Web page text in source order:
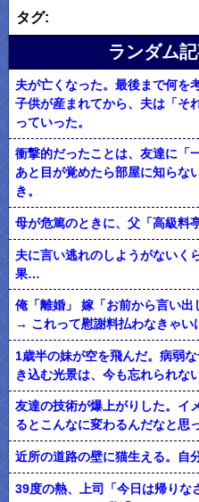
タグ:
ランダム
夫が亡くなった。最後まで何を
子供が産まれてから、夫は「そ
っていった。
衝撃的だったことは、友達に「
あと目が覚めたら部屋に知らな
き。
母が危篤のときに、父「高級料
夫に言い逃れのしようがないく
果…
俺「離婚」 嫁「お前から言い出
→ これって慰謝料払わなきゃい
1歳半の妹が空を飛んだ。病弱
き込む光景は、今も忘れられな
友達の技術が爆上がりした。イ
るとこんなに変わるんだなと思っ
近所の道路の壁に猫生える。
39度の熱、上司「今日は帰り